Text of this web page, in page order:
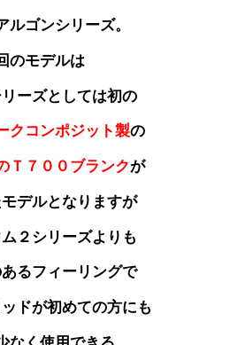
ルゴンシリーズ。
のモデルは
ーズとしては初の
クコンポジット製の
Ｔ７００ブランクが
デルとなりますが
２シリーズよりも
るフィーリングで
ドが初めての方にも